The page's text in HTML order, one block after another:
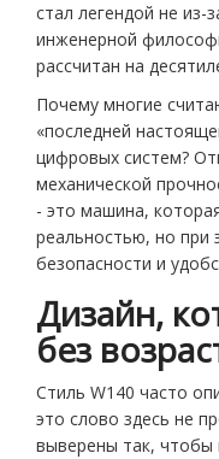
стал легендой не из-
инженерной
рассчитан на
Почему многие
«последней
цифровых систем?
механической
- это машина,
реальностью, но при
безопасности и
Дизайн,
без
Стиль W140 часто
это слово здесь не
выверены так, чтобы